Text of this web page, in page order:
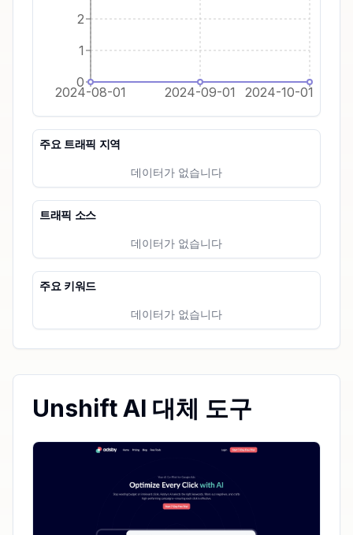
2024-08-01 2024-09-01 2024-10-01
0
1
2
주요 트래픽 지역
데이터가 없습니다
트래픽 소스
데이터가 없습니다
주요 키워드
데이터가 없습니다
Unshift AI 대체 도구